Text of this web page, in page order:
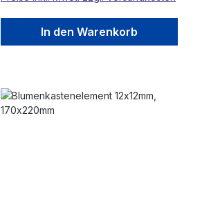
In den Warenkorb